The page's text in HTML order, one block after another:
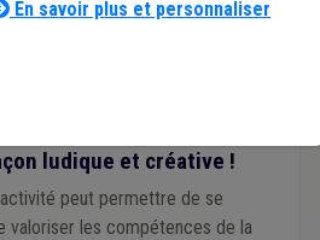
ludique et créative !
peut permettre de se
valoriser les compétences de la
En savoir plus et personnaliser